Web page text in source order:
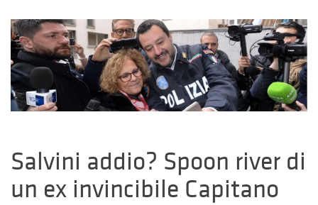
Salvini addio? Spoon river di
un ex invincibile Capitano